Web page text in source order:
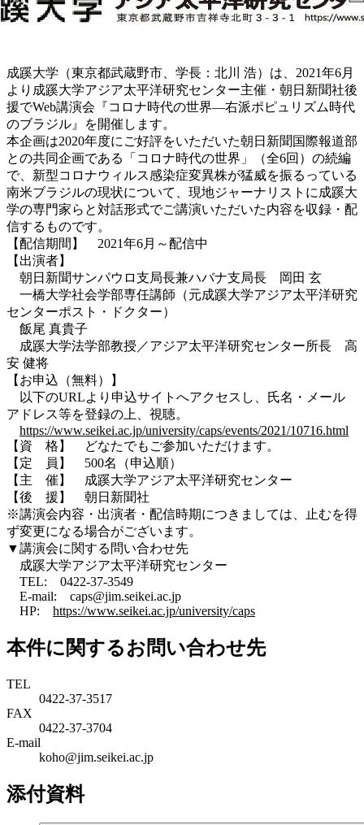
成蹊大学（東京都武蔵野市、学長：北川 浩）は、2021年6月
より成蹊大学アジア太平洋研究センター主催・朝日新聞社後
援でWeb講演会『コロナ時代の世界―右派ポピュリズム時代
のブラジル』を開催します。
本企画は2020年度にご好評をいただいた朝日新聞国際報道部
との共同企画である「コロナ時代の世界」（全6回）の続編
で、新型コロナウィルス感染症変異株が猛威を振るっている
南米ブラジルの現状について、現地ジャーナリストに成蹊大
学の専門家らと対話形式でご講演いただいた内容を収録・配
信するものです。
【配信期間】 2021年6月～配信中
【出演者】
朝日新聞サンパウロ支局長兼ハバナ支局長 岡田 玄
一橋大学社会学部専任講師（元成蹊大学アジア太平洋研究
センターポスト・ドクター）
飯尾 真貴子
成蹊大学法学部教授／アジア太平洋研究センター所長 高
安 健将
【お申込（無料）】
以下のURLより申込サイトへアクセスし、氏名・メール
アドレス等を登録の上、視聴。
https://www.seikei.ac.jp/university/caps/events/2021/10716.html
【資 格】 どなたでもご参加いただけます。
【定 員】 500名（申込順）
【主 催】 成蹊大学アジア太平洋研究センター
【後 援】 朝日新聞社
※講演会内容・出演者・配信時期につきましては、止むを得
ず変更になる場合がございます。
▼講演会に関する問い合わせ先
成蹊大学アジア太平洋研究センター
TEL: 0422-37-3549
E-mail: caps@jim.seikei.ac.jp
HP: https://www.seikei.ac.jp/university/caps
本件に関するお問い合わせ先
TEL
0422-37-3517
FAX
0422-37-3704
E-mail
koho@jim.seikei.ac.jp
添付資料